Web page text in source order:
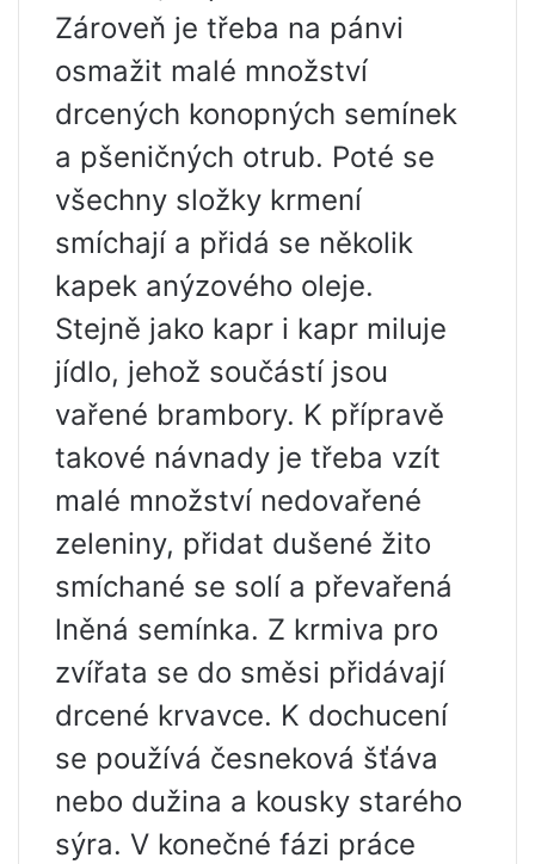
Zároveň je třeba na pánvi
osmažit malé množství
drcených konopných semínek
a pšeničných otrub. Poté se
všechny složky krmení
smíchají a přidá se několik
kapek anýzového oleje.
Stejně jako kapr i kapr miluje
jídlo, jehož součástí jsou
vařené brambory. K přípravě
takové návnady je třeba vzít
malé množství nedovařené
zeleniny, přidat dušené žito
smíchané se solí a převařená
lněná semínka. Z krmiva pro
zvířata se do směsi přidávají
drcené krvavce. K dochucení
se používá česneková šťáva
nebo dužina a kousky starého
sýra. V konečné fázi práce